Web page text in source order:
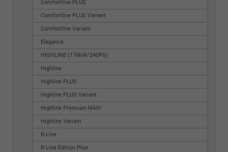
Comfortline PLUS
Comfortline PLUS Variant
Comfortline Variant
Elegance
HIGHLINE (176kW/240PS)
Highline
Highline PLUS
Highline PLUS Variant
Highline Premium NAVI
Highline Variant
R-Line
R-Line Edition Plus